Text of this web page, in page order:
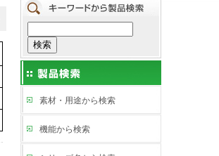
素材・用途から検索
機能から検索